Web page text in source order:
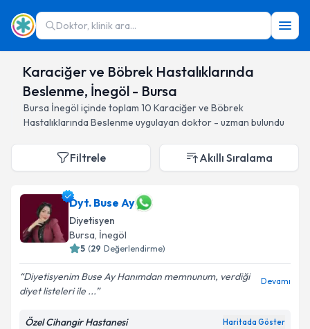
Doktor, klinik ara...
Karaciğer ve Böbrek Hastalıklarında
Beslenme, İnegöl - Bursa
Bursa İnegöl içinde toplam 10 Karaciğer ve Böbrek
Hastalıklarında Beslenme uygulayan doktor - uzman bulundu
Filtrele Akıllı Sıralama
Dyt. Buse Ay
Diyetisyen
Bursa, İnegöl
5 (29 Değerlendirme)
Diyetisyenim Buse Ay Hanımdan memnunum, verdiği
diyet listeleri ile ...
Devamı
Özel Cihangir Hastanesi Haritada Göster